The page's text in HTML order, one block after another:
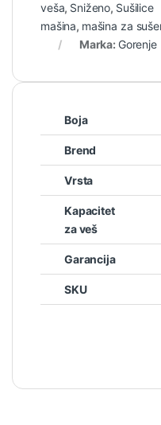
veša, Sniženo, Sušilice
mašina, mašina za
Marka: Gorenje
Boja
Brend
Vrsta
Kapacitet
za veš
Garancija
SKU